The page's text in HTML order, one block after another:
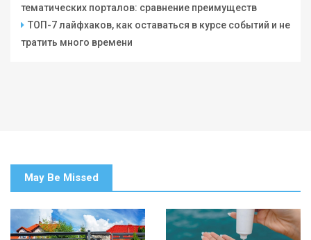
тематических порталов: сравнение преимуществ
ТОП-7 лайфхаков, как оставаться в курсе событий и не
тратить много времени
May Be Missed